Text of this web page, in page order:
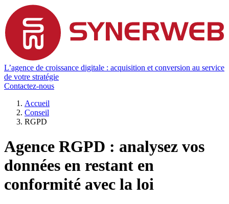
L’agence de croissance digitale : acquisition et conversion au service
de votre stratégie
Contactez-nous
Accueil
Conseil
RGPD
Agence RGPD : analysez vos
données en restant en
conformité avec la loi